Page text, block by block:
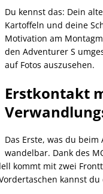
Du kennst das: Dein
Kartoffeln und deine
Motivation am
den Adventurer S
auf Fotos auszusehen.
Erstkontakt
Das Erste, was du
wandelbar. Dank des
kommt mit zwei
kannst